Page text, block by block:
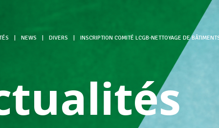
NEWS DIVERS INSCRIPTION COMITÉ LCGB-NETTOYAGE DE